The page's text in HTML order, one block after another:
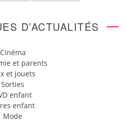
D’ACTUALITÉS
Cinéma
et parents
et jouets
Sorties
enfant
enfant
Mode